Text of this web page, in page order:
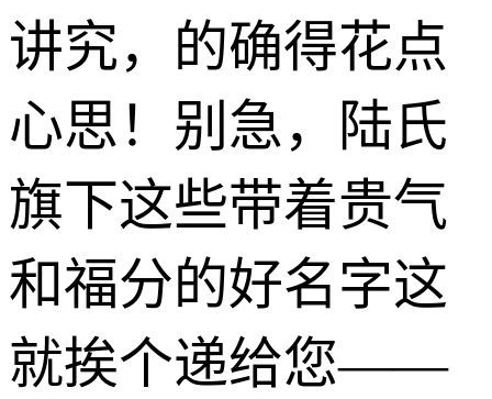
讲究，的确得花点
心思！别急，陆氏
旗下这些带着贵气
和福分的好名字这
就挨个递给您——